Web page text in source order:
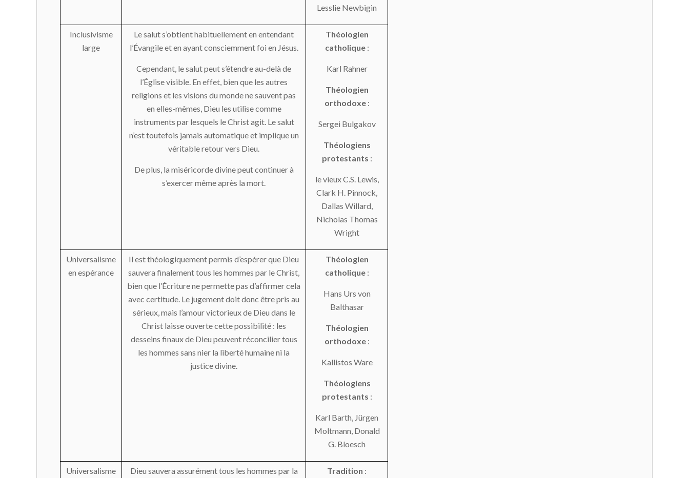
Lesslie Newbigin
Inclusivisme
large
Le salut s’obtient habituellement en entendant
l’Évangile et en ayant consciemment foi en Jésus.
Cependant, le salut peut s’étendre au-delà de
l’Église visible. En effet, bien que les autres
religions et les visions du monde ne sauvent pas
en elles-mêmes, Dieu les utilise comme
instruments par lesquels le Christ agit. Le salut
n’est toutefois jamais automatique et implique un
véritable retour vers Dieu.
De plus, la miséricorde divine peut continuer à
s’exercer même après la mort.
Théologien
catholique:
Karl Rahner
Théologien
orthodoxe:
Sergei Bulgakov
Théologiens
protestants :
le vieux C.S. Lewis,
Clark H. Pinnock,
Dallas Willard,
Nicholas Thomas
Wright
Universalisme
en espérance
Il est théologiquement permis d’espérer que Dieu
sauvera finalement tous les hommes par le Christ,
bien que l’Écriture ne permette pas d’affirmer cela
avec certitude. Le jugement doit donc être pris au
sérieux, mais l’amour victorieux de Dieu dans le
Christ laisse ouverte cette possibilité : les
desseins finaux de Dieu peuvent réconcilier tous
les hommes sans nier la liberté humaine ni la
justice divine.
Théologien
catholique:
Hans Urs von
Balthasar
Théologien
orthodoxe:
Kallistos Ware
Théologiens
protestants :
Karl Barth, Jürgen
Moltmann, Donald
G. Bloesch
Universalisme
Dieu sauvera assurément tous les hommes par la
Tradition :